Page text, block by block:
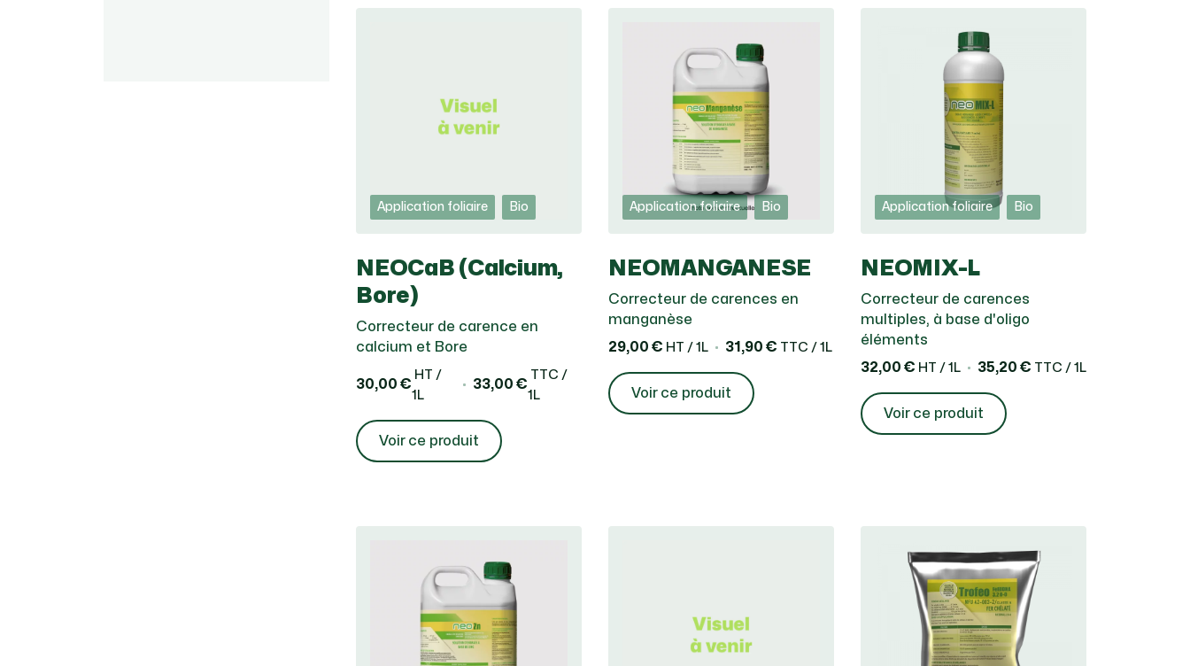
Application foliaire Bio
NEOCaB (Calcium,
Bore)
Correcteur de carence en
calcium et Bore
30,00 €
HT /
1L
33,00 €
TTC /
1L
Voir ce produit
Application foliaire Bio
NEOMANGANESE
Correcteur de carences en
manganèse
29,00 € HT / 1L 31,90 € TTC / 1L
Voir ce produit
Application foliaire Bio
NEOMIX-L
Correcteur de carences
multiples, à base d'oligo
éléments
32,00 € HT / 1L 35,20 € TTC / 1L
Voir ce produit